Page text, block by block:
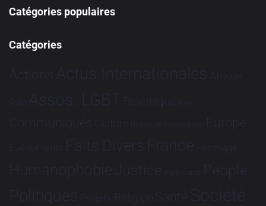
Catégories populaires
Catégories
Actions Actus Internationales Afrique
Asie Assos. LGBT Bioéthique Brève
Communiqués Culture Dialogues France-Brésil Europe
Evénements Faits Divers France Hommage
HumanophobieJustice Partenariat People
Politiques Projets Religion Santé Société